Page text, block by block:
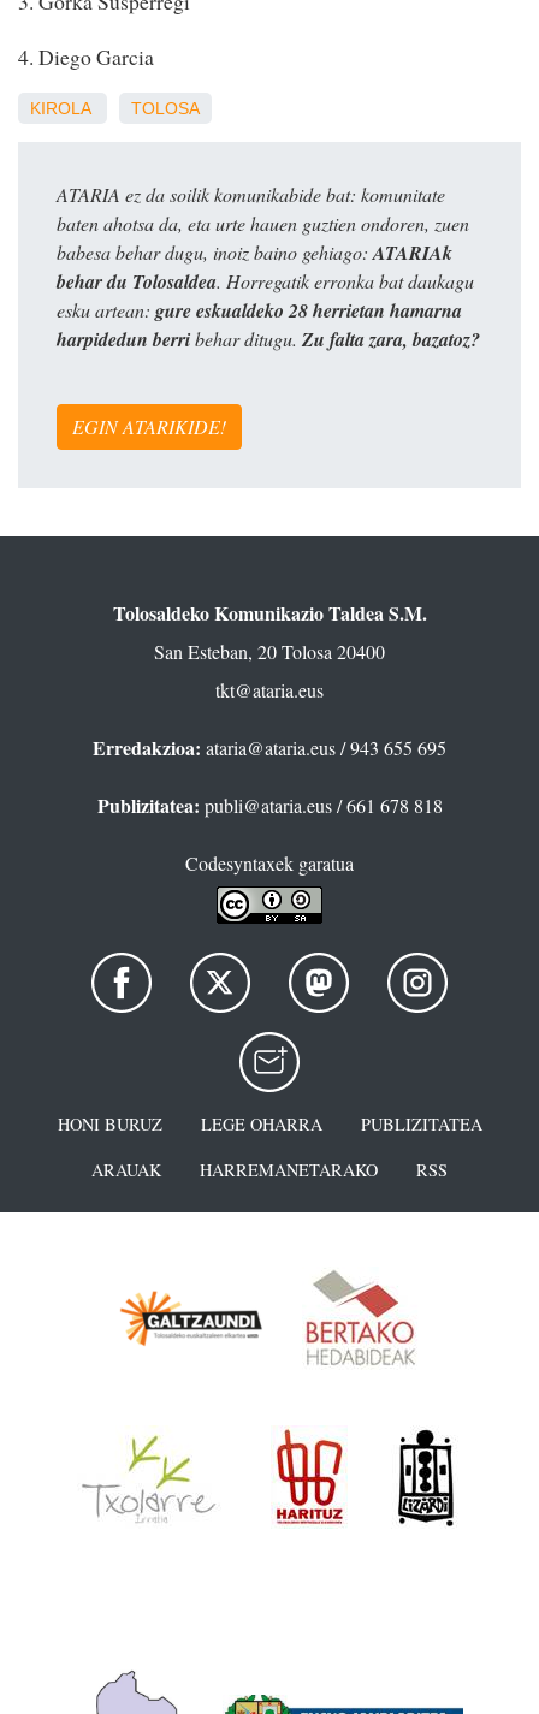
4. Diego Garcia
KIROLA TOLOSA
ATARIA ez da soilik komunikabide bat: komunitate
baten ahotsa da, eta urte hauen guztien ondoren, zuen
babesa behar dugu, inoiz baino gehiago: ATARIAk
behar du Tolosaldea. Horregatik erronka bat daukagu
esku artean: gure eskualdeko 28 herrietan hamarna
harpidedun berribehar ditugu. Zu falta zara, bazatoz?
EGIN ATARIKIDE!
Tolosaldeko Komunikazio Taldea S.M.
San Esteban, 20 Tolosa 20400
tkt@ataria.eus
Erredakzioa: ataria@ataria.eus/ 943 655 695
Publizitatea: publi@ataria.eus/ 661 678 818
Codesyntaxek garatua
HONI BURUZ LEGE OHARRA
PUBLIZITATEA
ARAUAK
HARREMANETARAKO RSS